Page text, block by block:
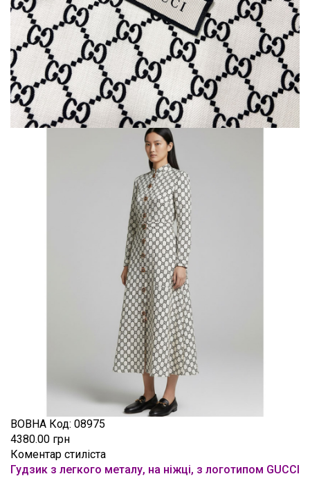
натуральний
Шиття
Штапель
Шифон
ВОВНА Код: 08975
4380.00 грн
Коментар стиліста
Гудзик з легкого металу, на ніжці, з логотипом GUCCI